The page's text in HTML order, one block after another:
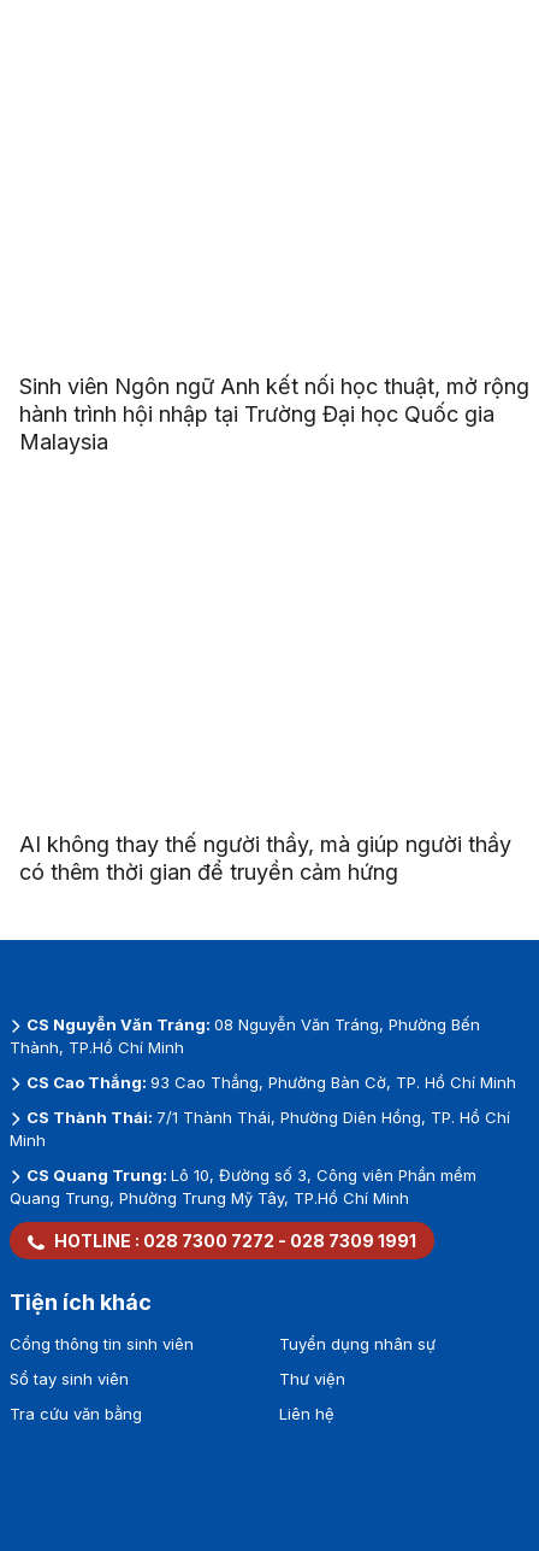
Sinh viên Ngôn ngữ Anh kết nối học thuật, mở rộng
hành trình hội nhập tại Trường Đại học Quốc gia
Malaysia
AI không thay thế người thầy, mà giúp người thầy
có thêm thời gian để truyền cảm hứng
CS Nguyễn Văn Tráng: 08 Nguyễn Văn Tráng, Phường Bến
Thành, TP.Hồ Chí Minh
CS Cao Thắng: 93 Cao Thắng, Phường Bàn Cờ, TP. Hồ Chí Minh
CS Thành Thái: 7/1 Thành Thái, Phường Diên Hồng, TP. Hồ Chí
Minh
CS Quang Trung: Lô 10, Đường số 3, Công viên Phần mềm
Quang Trung, Phường Trung Mỹ Tây, TP.Hồ Chí Minh
HOTLINE : 028 7300 7272 - 028 7309 1991
Tiện ích khác
Cổng thông tin sinh viên
Sổ tay sinh viên
Tra cứu văn bằng
Tuyển dụng nhân sự
Thư viện
Liên hệ